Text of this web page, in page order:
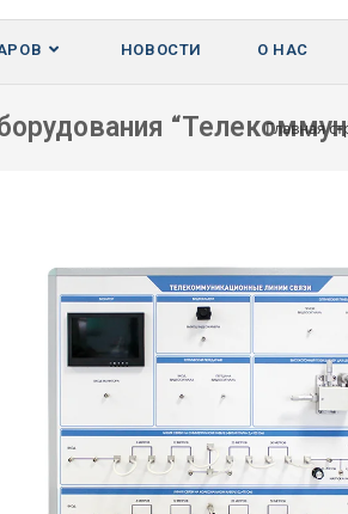
НОВОСТИ О НАС
Главная